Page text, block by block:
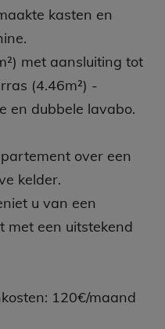
kasten en
met aansluiting tot
(4.46m²) -
en dubbele lavabo.
over een
kelder.
u van een
met een uitstekend
120€/maand